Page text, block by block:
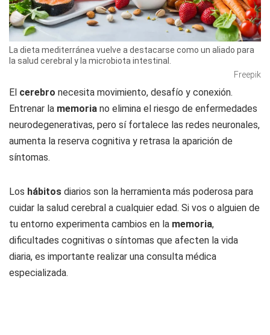
La dieta mediterránea vuelve a destacarse como un aliado para
la salud cerebral y la microbiota intestinal.
Freepik
El cerebro necesita movimiento, desafío y conexión.
Entrenar la memoria no elimina el riesgo de enfermedades
neurodegenerativas, pero sí fortalece las redes neuronales,
aumenta la reserva cognitiva y retrasa la aparición de
síntomas.
Los hábitos diarios son la herramienta más poderosa para
cuidar la salud cerebral a cualquier edad. Si vos o alguien de
tu entorno experimenta cambios en la memoria,
dificultades cognitivas o síntomas que afecten la vida
diaria, es importante realizar una consulta médica
especializada.